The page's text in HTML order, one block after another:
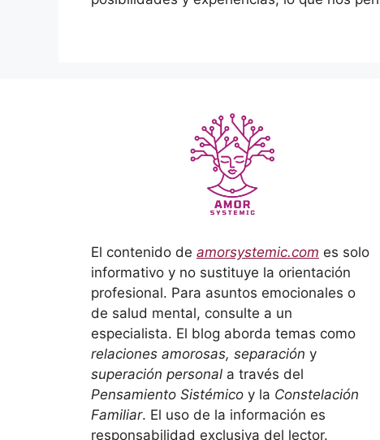
El contenido de amorsystemic.com es solo
informativo y no sustituye la orientación
profesional. Para asuntos emocionales o
de salud mental, consulte a un
especialista. El blog aborda temas como
relaciones amorosas, separación y
superación personal a través del
Pensamiento Sistémico y la Constelación
Familiar. El uso de la información es
responsabilidad exclusiva del lector.